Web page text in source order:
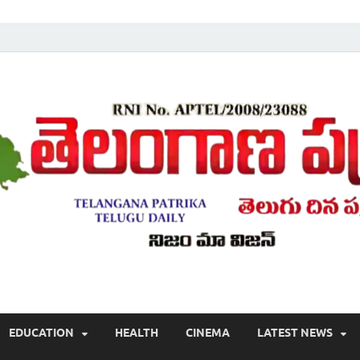
, తాజా వార్తలు , తెలుగు వార్తలు , బ్రేకింగ్ న్యూస్ తెలుగులో , తెలంగాణ లో తాజా
EDUCATION HEALTH CINEMA LATEST NEWS